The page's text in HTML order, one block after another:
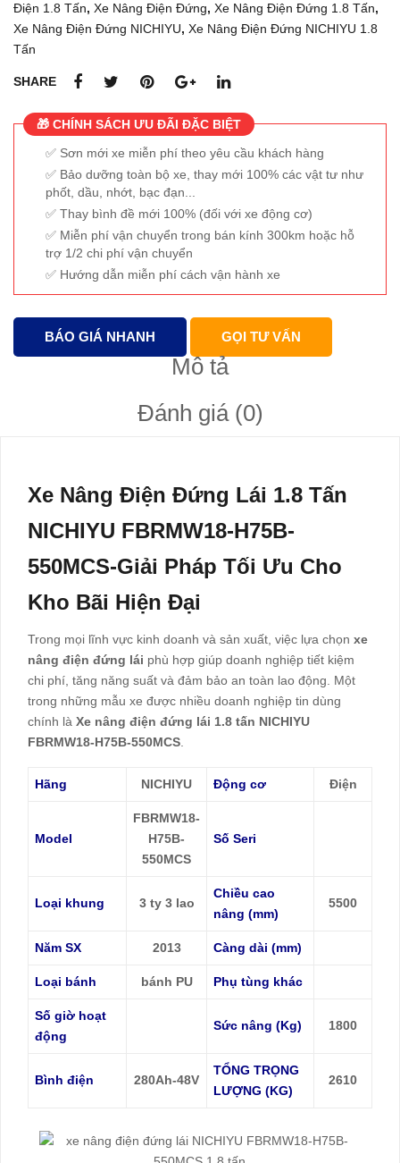
FB1
8-
FE1
8-1
Điện 1.8 Tấn, Xe Nâng Điện Đứng, Xe Nâng Điện Đứng 1.8 Tấn,
Xe Nâng Điện Đứng NICHIYU, Xe Nâng Điện Đứng NICHIYU 1.8
Tấn
SHARE
🎁 CHÍNH SÁCH ƯU ĐÃI ĐẶC BIỆT
Sơn mới xe miễn phí theo yêu cầu khách hàng
Bảo dưỡng toàn bộ xe, thay mới 100% các vật tư như
phốt, dầu, nhớt, bạc đạn...
Thay bình đề mới 100% (đối với xe động cơ)
Miễn phí vận chuyển trong bán kính 300km hoặc hỗ
trợ 1/2 chi phí vận chuyển
Hướng dẫn miễn phí cách vận hành xe
BÁO GIÁ NHANH GỌI TƯ VẤN
Mô tả
Đánh giá (0)
Xe Nâng Điện Đứng Lái 1.8 Tấn
NICHIYU FBRMW18-H75B-
550MCS-Giải Pháp Tối Ưu Cho
Kho Bãi Hiện Đại
Trong mọi lĩnh vực kinh doanh và sản xuất, việc lựa chọn xe
nâng điện đứng lái phù hợp giúp doanh nghiệp tiết kiệm
chi phí, tăng năng suất và đảm bảo an toàn lao động. Một
trong những mẫu xe được nhiều doanh nghiệp tin dùng
chính là Xe nâng điện đứng lái 1.8 tấn NICHIYU
FBRMW18-H75B-550MCS
Hãng NICHIYU Động cơ Điện
Model
FBRMW18-
H75B-
550MCS
Số Seri
Loại khung 3 ty 3 lao
Chiều cao
nâng (mm)
5500
Năm SX 2013 Càng dài (mm)
Loại bánh bánh PU Phụ tùng khác
Số giờ hoạt
động
Sức nâng (Kg) 1800
Bình điện 280Ah-48V
TỔNG TRỌNG
LƯỢNG (KG)
2610